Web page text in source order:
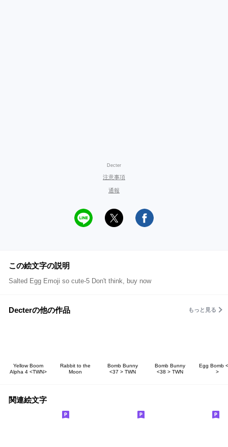
Decter
注意事項
通報
この絵文字の説明
Salted Egg Emoji so cute-5 Don't think, buy now
Decterの他の作品 もっと見る
Yellow Boom
Alpha 4 <TWN>
Rabbit to the
Moon
Bomb Bunny
<37 > TWN
Bomb Bunny
<38 > TWN
Egg Bomb
>
関連絵文字